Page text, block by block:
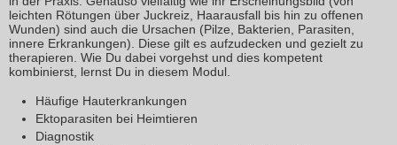
leichten Rötungen über Juckreiz, Haarausfall bis hin zu offenen
Wunden) sind auch die Ursachen (Pilze, Bakterien, Parasiten,
innere Erkrankungen). Diese gilt es aufzudecken und gezielt zu
therapieren. Wie Du dabei vorgehst und dies kompetent
kombinierst, lernst Du in diesem Modul.
Häufige Hauterkrankungen
Ektoparasiten bei Heimtieren
Diagnostik